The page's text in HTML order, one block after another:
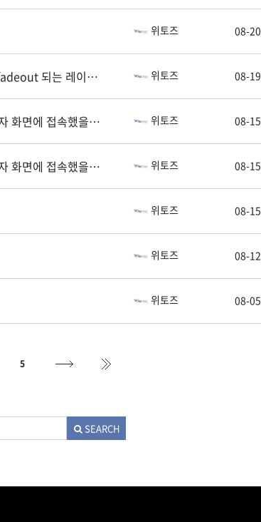
위토즈 08-20
되는 레이어
위토즈 08-19
화면에 접속했을때
위토즈 08-15
화면에 접속했을때
위토즈 08-15
위토즈 08-15
위토즈 08-12
위토즈 08-05
5
SEARCH